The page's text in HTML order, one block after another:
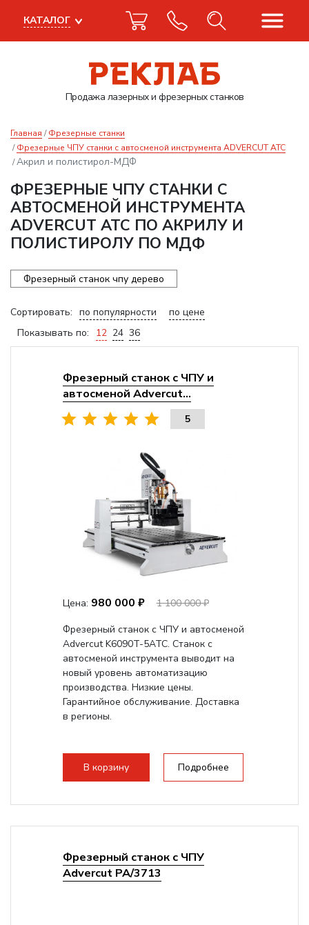
Продажа лазерныхи фрезерных станков
КАТАЛОГ
Главная
Фрезерные станки
Фрезерные ЧПУ станки с автосменой инструмента ADVERCUT ATC
Акрил и полистирол-МДФ
ФРЕЗЕРНЫЕ ЧПУ СТАНКИ С
АВТОСМЕНОЙ ИНСТРУМЕНТА
ADVERCUT ATC ПО АКРИЛУ И
ПОЛИСТИРОЛУ ПО МДФ
Фрезерный станок чпу дерево
Сортировать: по популярности
по цене
Показывать по:
12 24 36
Фрезерный станок с ЧПУ и
автосменой Advercut...
5
Цена: 980 000 ₽
1 100 000 ₽
Фрезерный станок с ЧПУ и автосменой
Advercut K6090T-5ATC. Станок с
автосменой инструмента выводит на
новый уровень автоматизацию
производства. Низкие цены.
Гарантийное обслуживание. Доставка
в регионы.
В корзину Подробнее
Фрезерный станок с ЧПУ
Advercut PA/3713